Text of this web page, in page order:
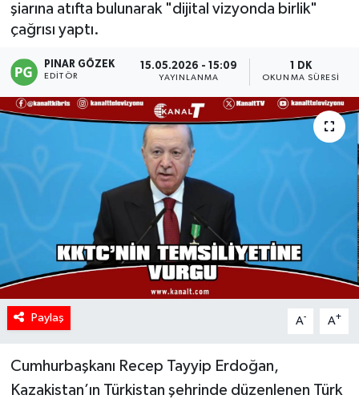
şiarına atıfta bulunarak "dijital vizyonda birlik"
çağrısı yaptı.
PINAR GÖZEK
EDITÖR
15.05.2026 - 15:09
YAYINLANMA
1 DK
OKUNMA SÜRESI
Paylaş A- A+
Cumhurbaşkanı Recep Tayyip Erdoğan,
Kazakistan’ın Türkistan şehrinde düzenlenen Türk